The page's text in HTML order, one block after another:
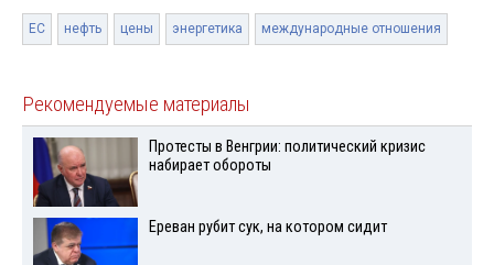
ЕС нефть цены энергетика международные отношения
Рекомендуемые материалы
Протесты в Венгрии: политический кризис
набирает обороты
Ереван рубит сук, на котором сидит